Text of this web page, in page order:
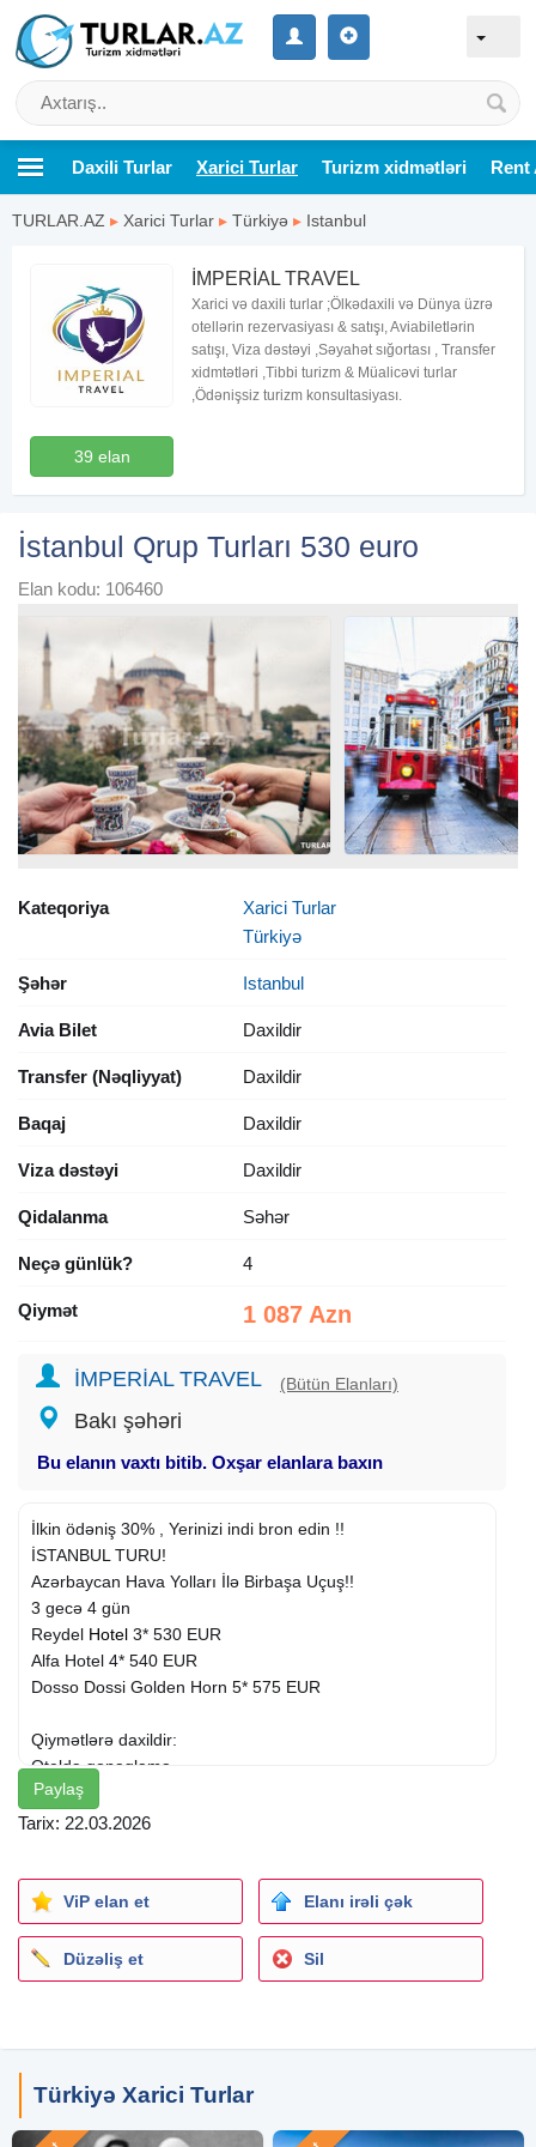
Daxili Turlar Xarici Turlar Turizm xidmətləri Rent
TURLAR.AZ ▸ Xarici Turlar ▸ Türkiyə ▸ Istanbul
39 elan
İMPERİAL TRAVEL
Xarici və daxili turlar ;Ölkədaxili və Dünya üzrə
otellərin rezervasiyası & satışı, Aviabiletlərin
satışı, Viza dəstəyi ,Səyahət sığortası , Transfer
xidmtətləri ,Tibbi turizm & Müalicəvi turlar
,Ödənişsiz turizm konsultasiyası.
İstanbul Qrup Turları 530 euro
Elan kodu: 106460
Kateqoriya
Xarici Turlar
Türkiyə
Şəhər Istanbul
Avia Bilet Daxildir
Transfer (Nəqliyyat) Daxildir
Baqaj Daxildir
Viza dəstəyi Daxildir
Qidalanma Səhər
Neçə günlük? 4
Qiymət 1 087 Azn
İMPERİAL TRAVEL (Bütün Elanları)
Bakı şəhəri
Bu elanın vaxtı bitib. Oxşar elanlara baxın
İlkin ödəniş 30% , Yerinizi indi bron edin !!
İSTANBUL TURU!
Azərbaycan Hava Yolları İlə Birbaşa Uçuş!!
3 gecə 4 gün
Reydel Hotel 3* 530 EUR
Alfa Hotel 4* 540 EUR
Dosso Dossi Golden Horn 5* 575 EUR
Qiymətlərə daxildir:
Oteldə qonaqlama,
Qidalanma - Səhər yeməkləri
Aviabilet/Azal ( gediş-dönüş),
Səyahət sığortası.
Qiymət 2 nəfərlik otağda 1 nəfər üçün hesablanıb.
Qiymətlər dinamikdir, dəyişə bilər.
səyahətxidmətləriilə bağlı hər bir məsələdə peşəkar
dəstək ala bilərsiniz.
Sizin rahat səyahətiniz - bizim əsas məqsədimizdir!
Paylaş
Tarix: 22.03.2026
ViP elan et Elanı irəli çək
Düzəliş et Sil
Türkiyə Xarici Turlar